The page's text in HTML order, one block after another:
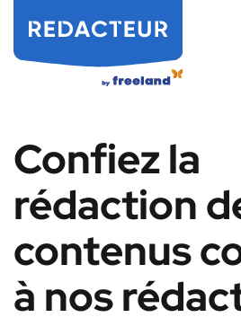
Confiez la
rédaction
contenus
à nos